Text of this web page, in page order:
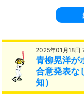
2025年01月18日
青柳晃洋が
合意発表
知）